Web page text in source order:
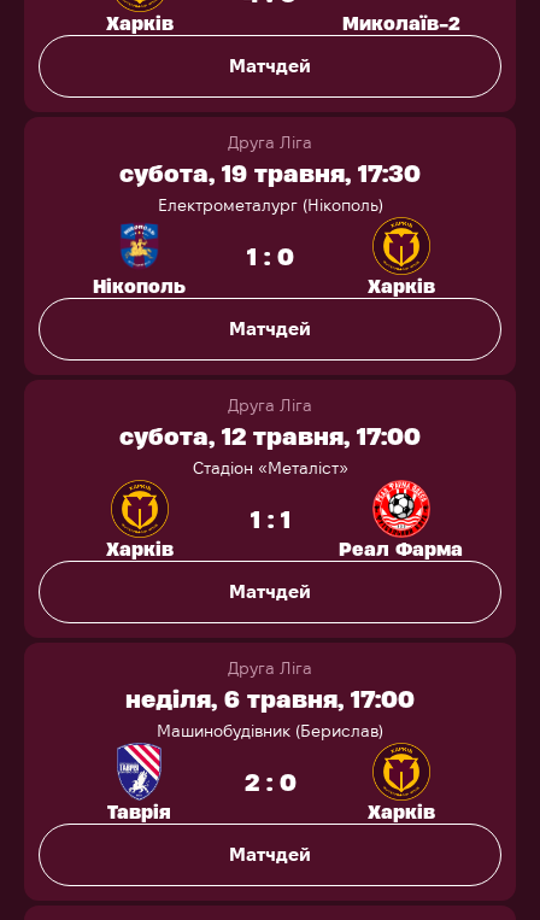
Харків Миколаїв-2
Матчдей
Друга Ліга
субота, 19 травня, 17:30
Електрометалург (Нікополь)
Нікополь
1 : 0
Харків
Матчдей
Друга Ліга
субота, 12 травня, 17:00
Стадіон «Металіст»
Харків
1 : 1
Реал Фарма
Матчдей
Друга Ліга
неділя, 6 травня, 17:00
Машинобудівник (Берислав)
Таврія
2 : 0
Харків
Матчдей